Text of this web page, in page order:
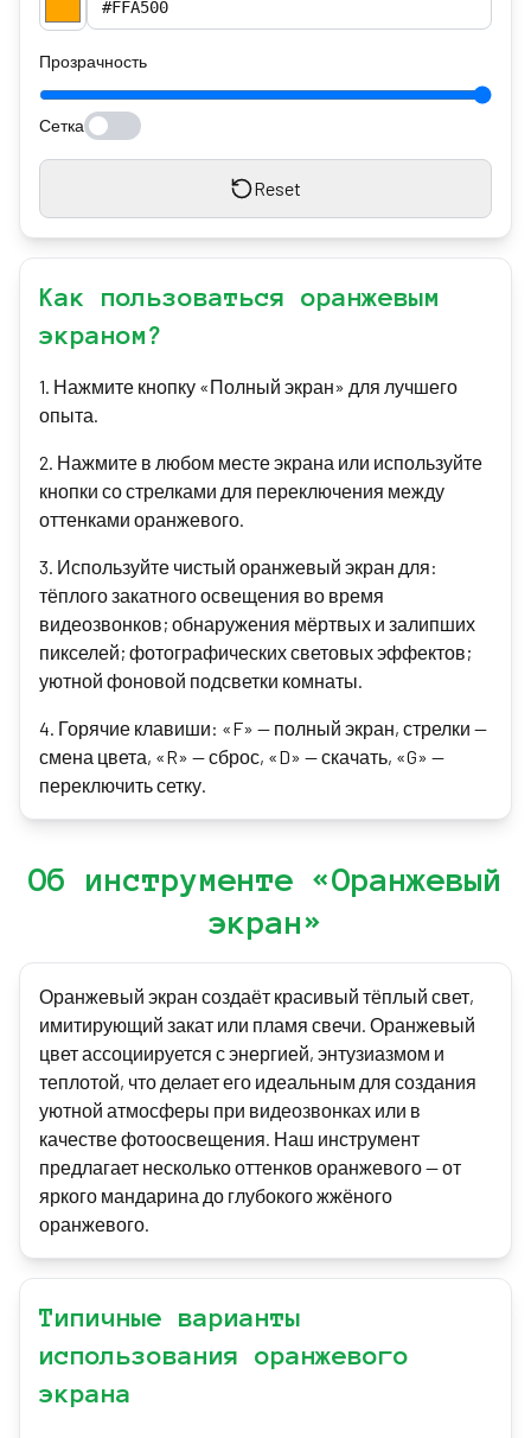
Прозрачность
Сетка
Reset
Как пользоваться оранжевым
экраном?
1. Нажмите кнопку «Полный экран» для лучшего
опыта.
2. Нажмите в любом месте экрана или используйте
кнопки со стрелками для переключения между
оттенками оранжевого.
3. Используйте чистый оранжевый экран для:
тёплого закатного освещения во время
видеозвонков; обнаружения мёртвых и залипших
пикселей; фотографических световых эффектов;
уютной фоновой подсветки комнаты.
4. Горячие клавиши: «F» — полный экран, стрелки —
смена цвета, «R» — сброс, «D» — скачать, «G» —
переключить сетку.
Об инструменте «Оранжевый
экран»
Оранжевый экран создаёт красивый тёплый свет,
имитирующий закат или пламя свечи. Оранжевый
цвет ассоциируется с энергией, энтузиазмом и
теплотой, что делает его идеальным для создания
уютной атмосферы при видеозвонках или в
качестве фотоосвещения. Наш инструмент
предлагает несколько оттенков оранжевого — от
яркого мандарина до глубокого жжёного
оранжевого.
Типичные варианты
использования оранжевого
экрана